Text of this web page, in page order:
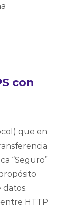
con
que en
“Seguro”
datos.
HTTP